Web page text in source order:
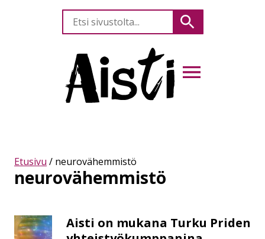
Etsi
sivustolta
Etusivu / neurovähemmistö
neurovähemmistö
Aisti
on
Aisti on mukana Turku Priden